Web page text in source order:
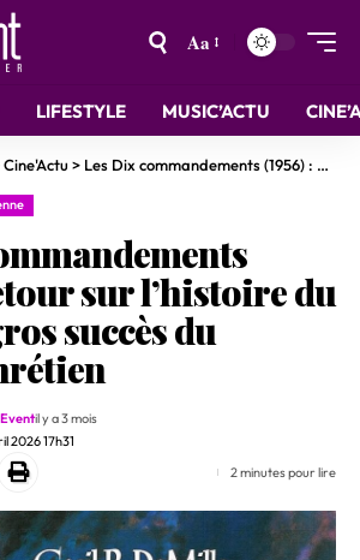
Aa
LIFESTYLE MUSIC’ACTU
Cine'Actu > Les Dix commandements (1956) : Retour sur l’histoire du premier gros succès du cinéma chrétien
sur l’histoire du
succès du
2026 17h31
il y a 3 mois
2 minutes pour lire